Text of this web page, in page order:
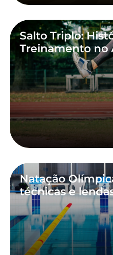
Salto Triplo:
Treinamento no
Natação
técnicas e